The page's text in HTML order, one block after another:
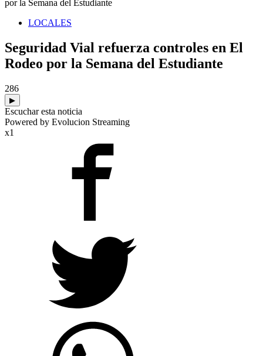
por la Semana del Estudiante
LOCALES
Seguridad Vial refuerza controles en El
Rodeo por la Semana del Estudiante
286
▶
Escuchar esta noticia
Powered by Evolucion Streaming
x1